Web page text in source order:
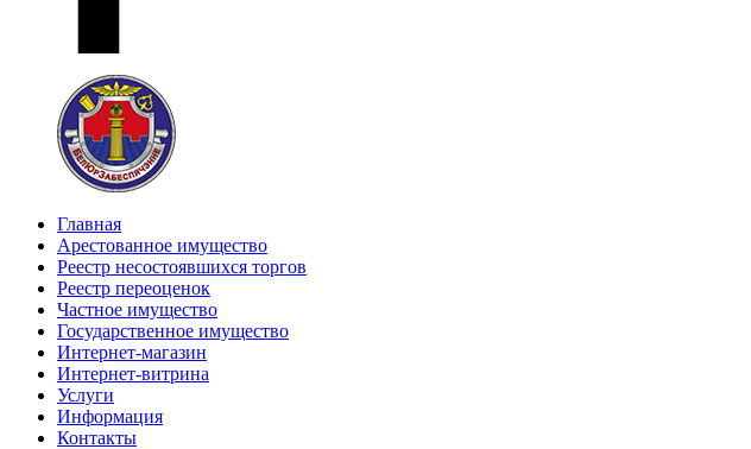
Главная
Арестованное имущество
Реестр несостоявшихся торгов
Реестр переоценок
Частное имущество
Государственное имущество
Интернет-магазин
Интернет-витрина
Услуги
Информация
Контакты